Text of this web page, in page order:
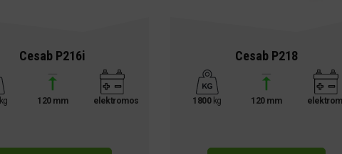
Cesab P216i
120 mm elektromos
Cesab P218
1800kg 120 mm